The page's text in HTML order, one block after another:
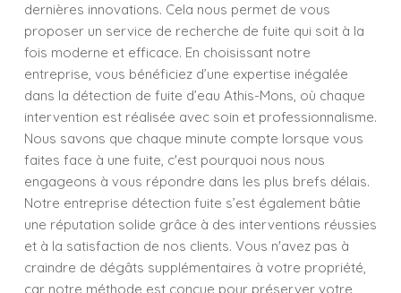
dernières innovations. Cela nous permet de vous
proposer un service de recherche de fuite qui soit à la
fois moderne et efficace. En choisissant notre
entreprise, vous bénéficiez d’une expertise inégalée
dans la détection de fuite d’eau Athis-Mons, où chaque
intervention est réalisée avec soin et professionnalisme.
Nous savons que chaque minute compte lorsque vous
faites face à une fuite, c'est pourquoi nous nous
engageons à vous répondre dans les plus brefs délais.
Notre entreprise détection fuite s’est également bâtie
une réputation solide grâce à des interventions réussies
et à la satisfaction de nos clients. Vous n'avez pas à
craindre de dégâts supplémentaires à votre propriété,
car notre méthode est conçue pour préserver votre